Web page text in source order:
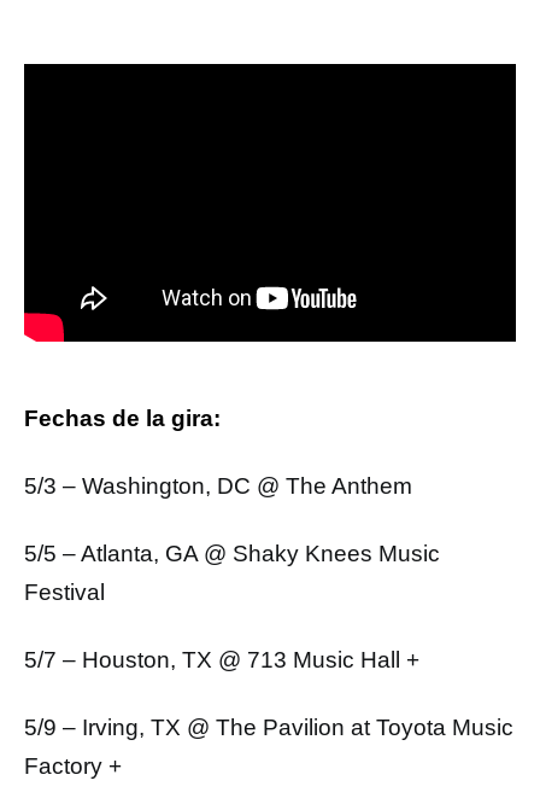
Fechas de la gira:
5/3 – Washington, DC @ The Anthem
5/5 – Atlanta, GA @ Shaky Knees Music
Festival
5/7 – Houston, TX @ 713 Music Hall +
5/9 – Irving, TX @ The Pavilion at Toyota Music
Factory +